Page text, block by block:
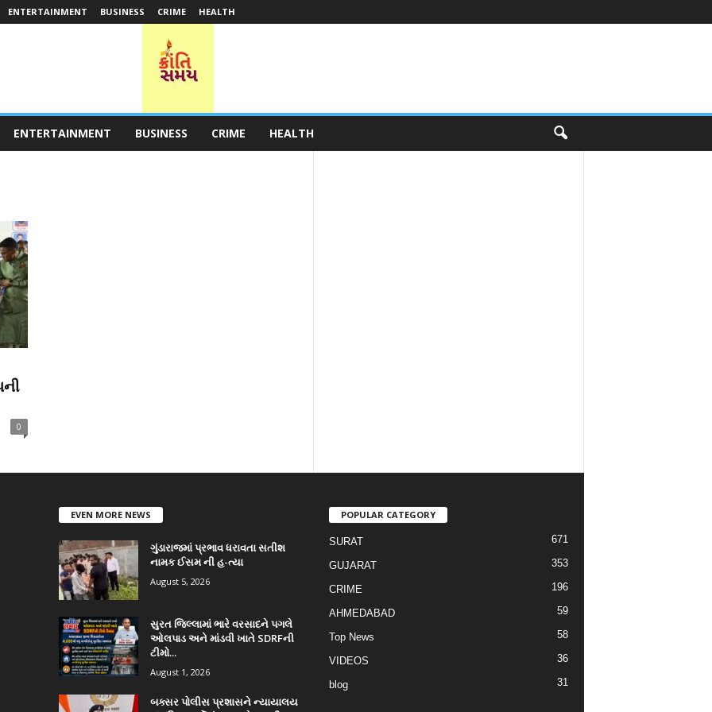
ENTERTAINMENT BUSINESS CRIME HEALTH
ENTERTAINMENT BUSINESS CRIME HEALTH
0
EVEN MORE NEWS
ગુંડારાજમાં પ્રભાવ ધરાવતા સતીશ
નામક ઈસમ ની હ-ત્યા
August 5, 2026
સુરત જિલ્લામાં ભારે વરસાદને પગલે
ઓલપાડ અને માંડવી ખાતે SDRFની
ટીમો...
August 1, 2026
બક્સર પોલીસ પ્રશાસને ન્યાયાલય
POPULAR CATEGORY
SURAT 671
GUJARAT 353
CRIME 196
AHMEDABAD 59
Top News 58
VIDEOS 36
blog 31